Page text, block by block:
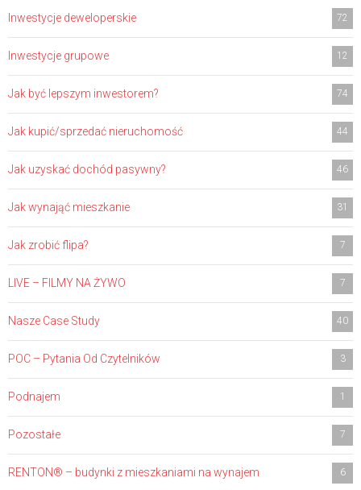
Inwestycje deweloperskie 72
Inwestycje grupowe 12
Jak być lepszym inwestorem? 74
Jak kupić/sprzedać nieruchomość 44
Jak uzyskać dochód pasywny? 46
Jak wynająć mieszkanie 31
Jak zrobić flipa? 7
LIVE – FILMY NA ŻYWO 7
Nasze Case Study 40
POC – Pytania Od Czytelników 3
Podnajem 1
Pozostałe 7
RENTON® – budynki z mieszkaniami na wynajem 6